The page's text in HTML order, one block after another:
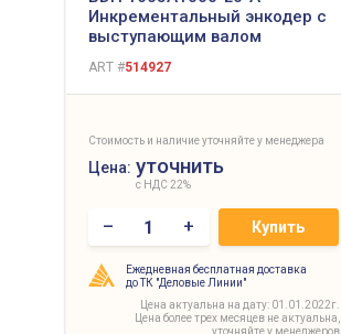
Инкрементальный энкодер с
выступающим валом
ART #514927
Стоимость и наличие уточняйте у менеджера
Цена: уточнить
с НДС 22%
– + Купить
Ежедневная бесплатная доставка
до ТК "Деловые Линии"
Цена актуальна на дату: 01.01.2022г.
Цена более трех месяцев не актуальна,
уточняйте у менеджеров